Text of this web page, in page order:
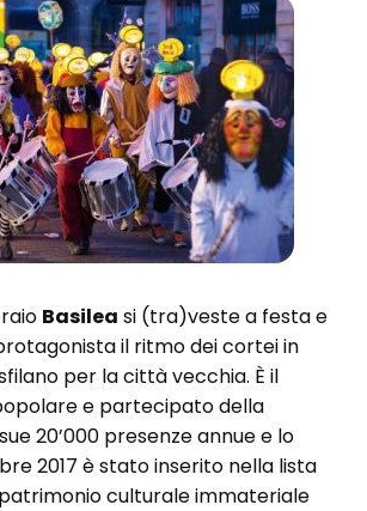
Basilea si (tra)veste a festa e
il ritmo dei cortei in
per la città vecchia. È il
e partecipato della
20’000 presenze annue e lo
2017 è stato inserito nella lista
patrimonio culturale immateriale